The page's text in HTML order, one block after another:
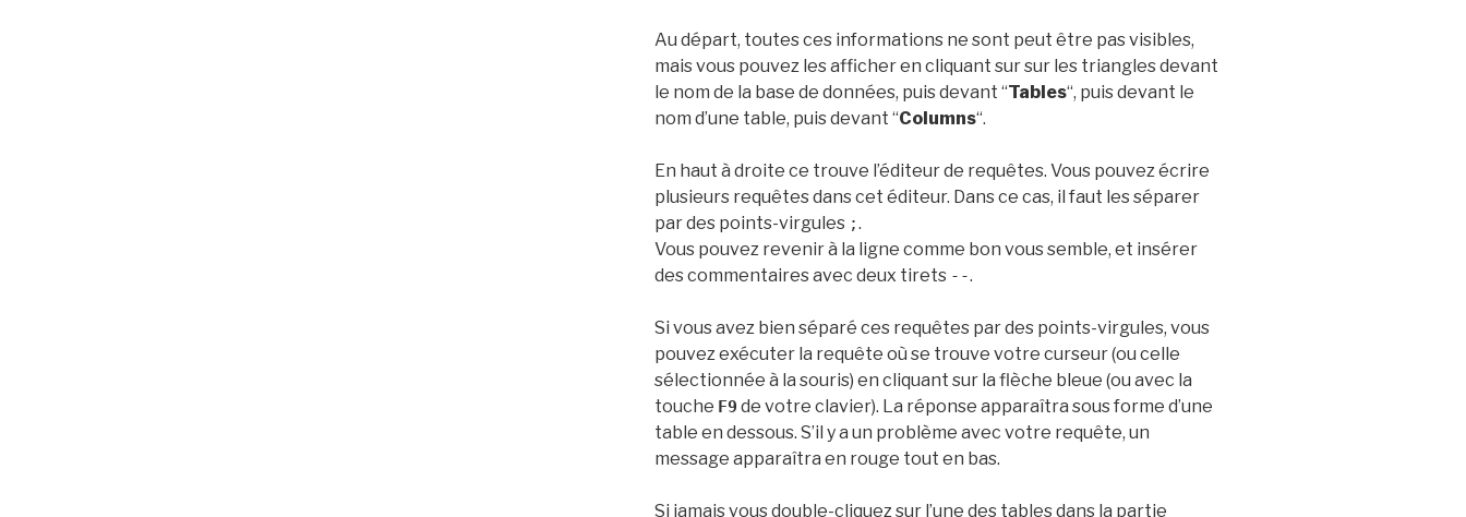
Au départ, toutes ces informations ne sont peut être pas visibles,
mais vous pouvez les afficher en cliquant sur sur les triangles devant
le nom de la base de données, puis devant “Tables“, puis devant le
nom d’une table, puis devant “Columns“.
En haut à droite ce trouve l’éditeur de requêtes. Vous pouvez écrire
plusieurs requêtes dans cet éditeur. Dans ce cas, il faut les séparer
par des points-virgules ;.
Vous pouvez revenir à la ligne comme bon vous semble, et insérer
des commentaires avec deux tirets --.
Si vous avez bien séparé ces requêtes par des points-virgules, vous
pouvez exécuter la requête où se trouve votre curseur (ou celle
sélectionnée à la souris) en cliquant sur la flèche bleue (ou avec la
touche F9 de votre clavier). La réponse apparaîtra sous forme d’une
table en dessous. S’il y a un problème avec votre requête, un
message apparaîtra en rouge tout en bas.
Si jamais vous double-cliquez sur l’une des tables dans la partie